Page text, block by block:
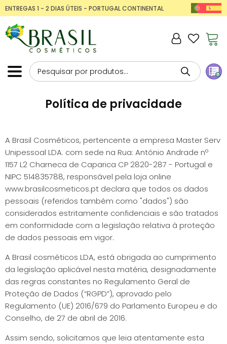
ENTREGAS 1 - 2 DIAS ÚTEIS - PORTUGAL CONTINENTAL
Política de privacidade
A Brasil Cosméticos, pertencente a empresa Master Serv
Unipessoal LDA. com sede na Rua: António Andrade nº
1157 L2 Charneca de Caparica CP 2820-287 - Portugal e
NIPC 514835788, responsável pela loja online
www.brasilcosmeticos.pt declara que todos os dados
pessoais (referidos também como "dados") são
considerados estritamente confidenciais e são tratados
em conformidade com a legislação relativa à proteção
de dados pessoais em vigor.
A Brasil cosméticos LDA, está obrigada ao cumprimento
da legislação aplicável nesta matéria, designadamente
das regras constantes no Regulamento Geral de
Proteção de Dados (“RGPD”), aprovado pelo
Regulamento (UE) 2016/679 do Parlamento Europeu e do
Conselho, de 27 de abril de 2016.
Assim sendo, solicitamos que leia atentamente esta